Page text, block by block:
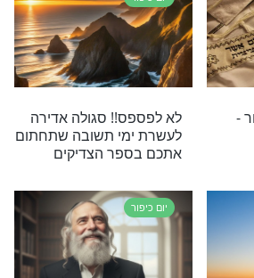
לשבח
יום כיפור
2 תפילות לחזרה בתשובה
בעשרת ימי תשובה